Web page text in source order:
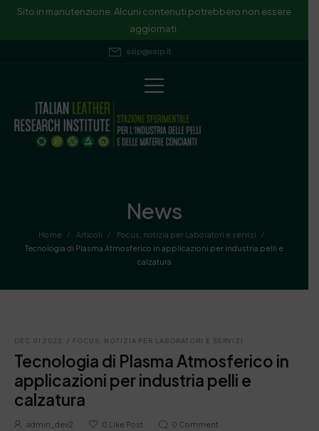
Sito in manutenzione. Alcuni contenuti potrebbero non essere
aggiornati.
ssip@ssip.it
News
Home / Articoli / Focus notizia per Laboratori e servizi
/
Tecnologia di Plasma Atmosferico in applicazioni per industria pelli e
calzatura
DEC 01 2022 / FOCUS, NOTIZIA PER LABORATORI E SERVIZI
Tecnologia di Plasma Atmosferico in
applicazioni per industria pelli e
calzatura
admin_dev2 0 Like Post 0 Comment